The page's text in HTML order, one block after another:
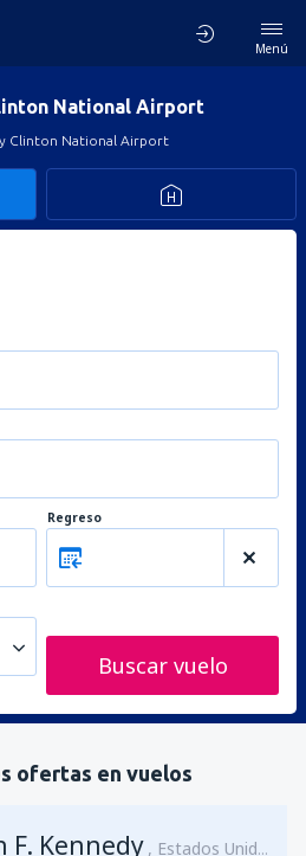
Menú
National Airport
Clinton National Airport
Regreso
Buscar vuelo
ofertas en vuelos
F. Kennedy Estados Unidos